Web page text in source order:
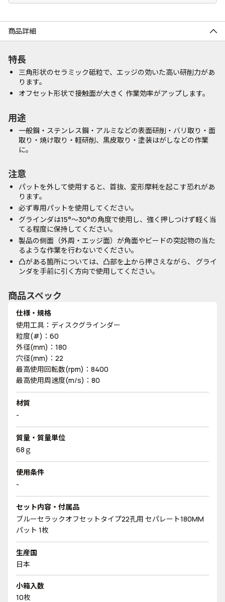
商品詳細
特長
三角形状のセラミック砥粒で、エッジの効いた高い研削力があ
ります。
オフセット形状で接触面が大きく 作業効率がアップします。
用途
一般鋼・ステンレス鋼・アルミなどの表面研削・バリ取り・面
取り・焼け取り・軽研削、黒皮取り・塗装はがしなどの作業
に。
注意
パットを外して使用すると、首抜、変形摩耗を起こす恐れがあ
ります。
必ず専用パットを使用してください。
グラインダは15°～30°の角度で使用し、強く押しつけず軽く当
てる程度に保持してください。
製品の側面（外周・エッジ面）が角面やビードの突起物の当た
るような作業を行わないでください。
凸がある箇所については、凸部を上から押さえながら、 グライ
ンダを手前に引く方向で使用してください。
商品スペック
仕様・規格
使用工具：ディスクグラインダー
粒度(#)：60
外径(mm)：180
穴径(mm)：22
最高使用回転数(rpm)：8400
最高使用周速度(m/s)：80
材質
-
質量・質量単位
68ｇ
使用条件
-
セット内容・付属品
ブルーセラックオフセットタイプ22孔用 セパレート180MM
パット 1枚
生産国
日本
小箱入数
10枚